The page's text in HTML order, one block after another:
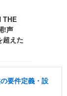
要件定義・設